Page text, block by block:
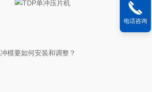
要如何安装和调整？
电话咨询